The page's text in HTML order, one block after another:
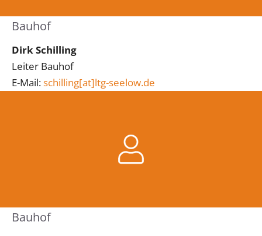
Bauhof
Dirk Schilling
Leiter Bauhof
E-Mail:schilling[at]ltg-seelow.de
Bauhof